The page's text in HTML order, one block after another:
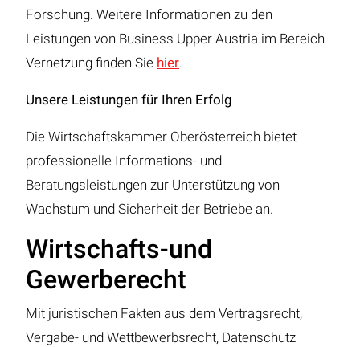
Forschung. Weitere Informationen zu den
Leistungen von Business Upper Austria im Bereich
Vernetzung finden Sie hier.
Unsere Leistungen für Ihren Erfolg
Die Wirtschaftskammer Oberösterreich bietet
professionelle Informations- und
Beratungsleistungen zur Unterstützung von
Wachstum und Sicherheit der Betriebe an.
Wirtschafts-und
Gewerberecht
Mit juristischen Fakten aus dem Vertragsrecht,
Vergabe- und Wettbewerbsrecht, Datenschutz